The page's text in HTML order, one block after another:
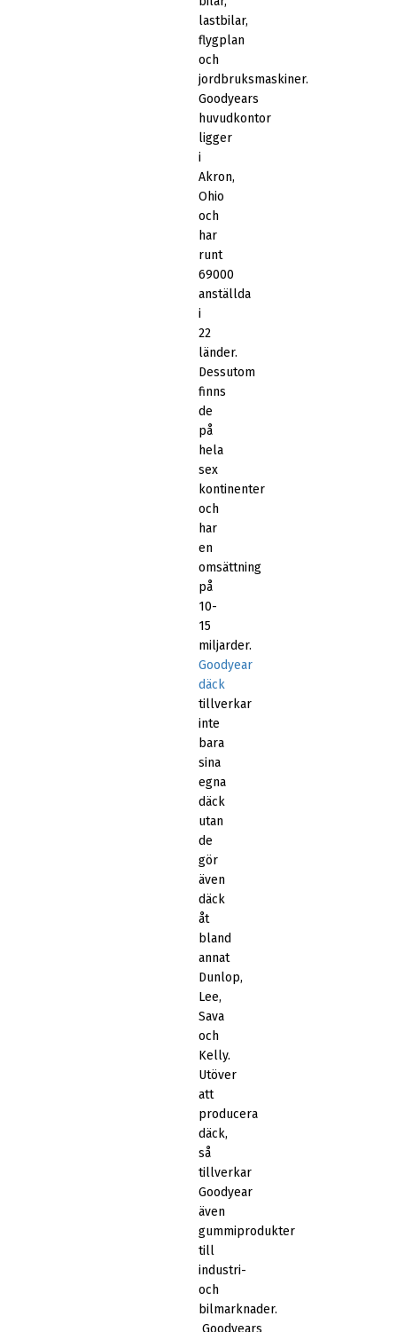
lastbilar,
flygplan
och
jordbruksmaskiner.
Goodyears
huvudkontor
ligger
i
Akron,
Ohio
och
har
runt
69000
anställda
i
22
länder.
Dessutom
finns
de
på
hela
sex
kontinenter
och
har
en
omsättning
på
10-
15
miljarder.
Goodyear
däck
tillverkar
inte
bara
sina
egna
däck
utan
de
gör
även
däck
åt
bland
annat
Dunlop,
Lee,
Sava
och
Kelly.
Utöver
att
producera
däck,
så
tillverkar
Goodyear
även
gummiprodukter
till
industri-
och
bilmarknader.
Goodyears